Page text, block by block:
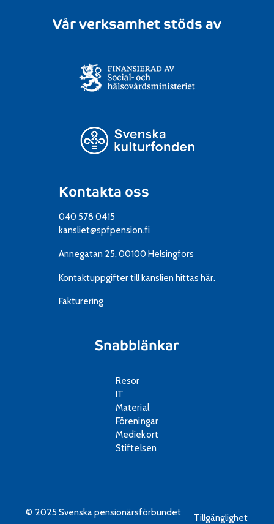
Kontakta oss
040 578 0415
kansliet@spfpension.fi
Annegatan 25, 00100 Helsingfors
Kontaktuppgifter till kanslienhittas här.
Fakturering
Snabblänkar
Resor
IT
Material
Föreningar
Mediekort
Stiftelsen
Vår verksamhet stöds av
© 2025 Svenska pensionärsförbundet Tillgänglighet